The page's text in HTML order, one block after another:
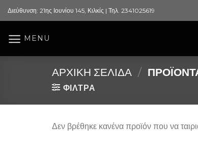
Skip
to
Διεύθυνση: 21ης Ιουνίου 145, Κιλκίς | Τηλ. 2341025619
MENU
ΑΡΧΙΚΉ ΣΕΛΊΔΑ /
ΦΙΛΤΡΑ
Δεν βρέθηκε κανένα προϊόν που να